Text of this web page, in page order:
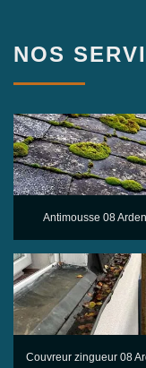
NOS
Antimousse 08
Couvreur zingueur 08